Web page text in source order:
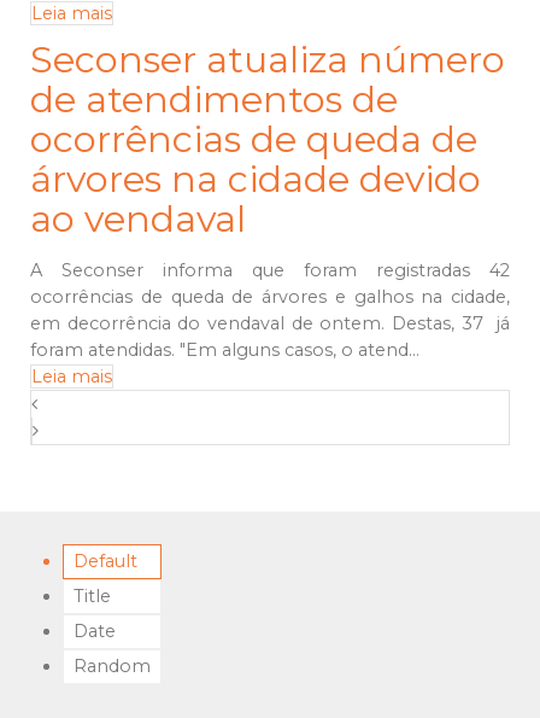
Leia mais
Seconser atualiza número
de atendimentos de
ocorrências de queda de
árvores na cidade devido
ao vendaval
A Seconser informa que foram registradas 42
ocorrências de queda de árvores e galhos na cidade,
em decorrência do vendaval de ontem. Destas, 37 já
foram atendidas. "Em alguns casos, o atend...
Leia mais
Default
Title
Date
Random